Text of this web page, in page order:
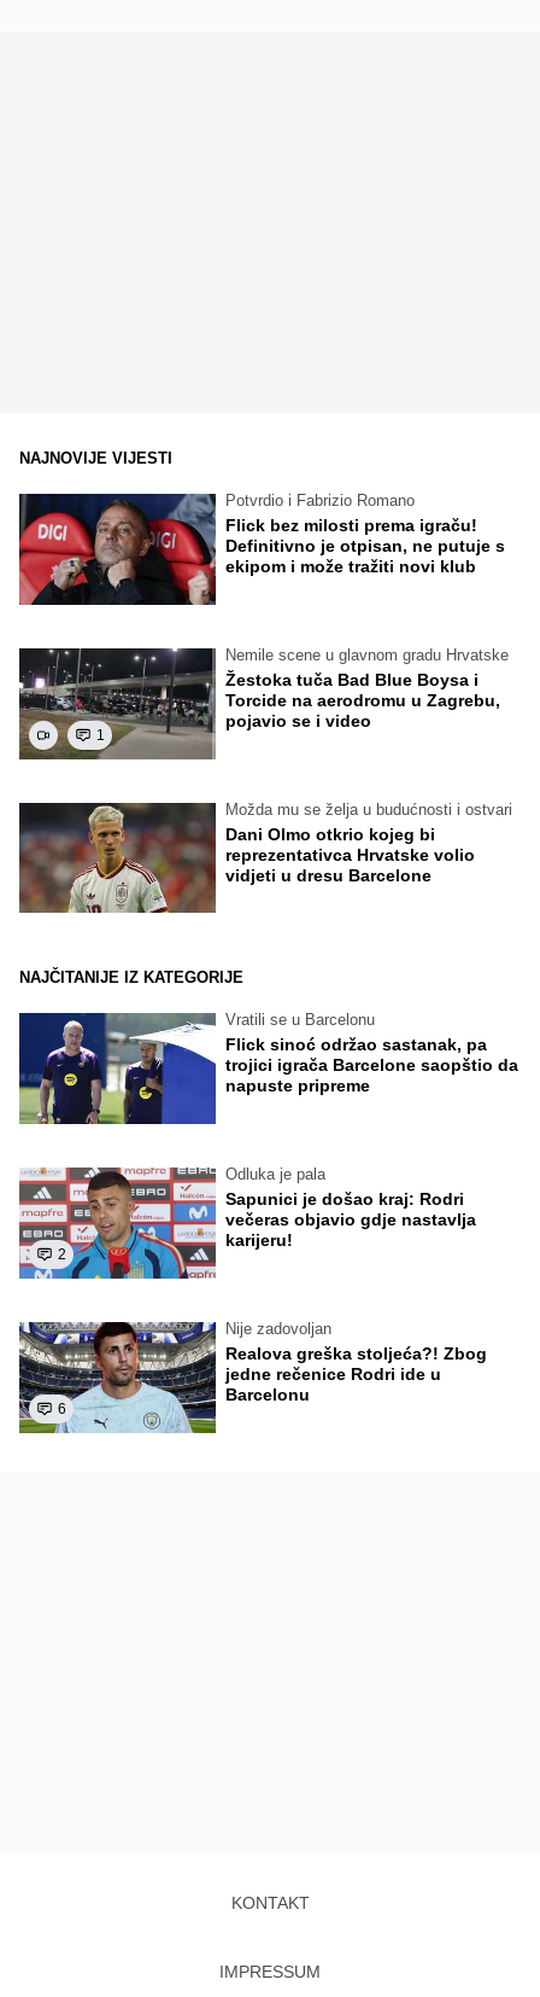
NAJNOVIJE VIJESTI
Potvrdio i Fabrizio Romano
Flick bez milosti prema igraču!
Definitivno je otpisan, ne putuje s
ekipom i može tražiti novi klub
1
Nemile scene u glavnom gradu Hrvatske
Žestoka tuča Bad Blue Boysa i
Torcide na aerodromu u Zagrebu,
pojavio se i video
Možda mu se želja u budućnosti i ostvari
Dani Olmo otkrio kojeg bi
reprezentativca Hrvatske volio
vidjeti u dresu Barcelone
NAJČITANIJE IZ KATEGORIJE
Vratili se u Barcelonu
Flick sinoć održao sastanak, pa
trojici igrača Barcelone saopštio da
napuste pripreme
2
Odluka je pala
Sapunici je došao kraj: Rodri
večeras objavio gdje nastavlja
karijeru!
6
Nije zadovoljan
Realova greška stoljeća?! Zbog
jedne rečenice Rodri ide u
Barcelonu
KONTAKT
IMPRESSUM